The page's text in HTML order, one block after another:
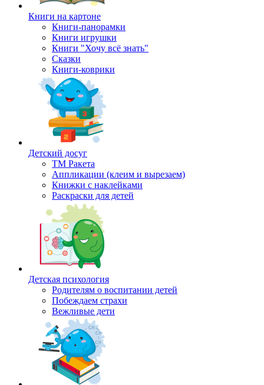
Книги на картоне
Книги-панорамки
Книги игрушки
Книги "Хочу всё знать"
Сказки
Книги-коврики
Детский досуг
ТМ Ракета
Аппликации (клеим и вырезаем)
Книжки с наклейками
Раскраски для детей
Детская психология
Родителям о воспитании детей
Побеждаем страхи
Вежливые дети